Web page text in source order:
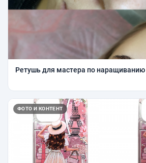
Ретушь для мастера по наращиванию
ФОТО И КОНТЕНТ